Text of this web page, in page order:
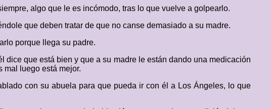
algo que le es incómodo, tras lo que vuelve a golpearlo.
que deben tratar de que no canse demasiado a su madre.
porque llega su padre.
que está bien y que a su madre le están dando una medicación
mal luego está mejor.
con su abuela para que pueda ir con él a Los Ángeles, lo que